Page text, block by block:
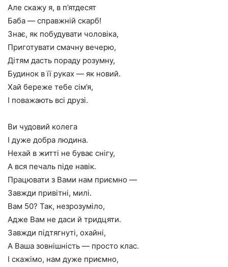
Але скажу я, в п’ятдесят
Баба — справжній скарб!
Знає, як побудувати чоловіка,
Приготувати смачну вечерю,
Дітям дасть пораду розумну,
Будинок в її руках — як новий.
Хай береже тебе сім’я,
І поважають всі друзі.
Ви чудовий колега
І дуже добра людина.
Нехай в житті не буває снігу,
А вся печаль піде навік.
Працювати з Вами нам приємно —
Завжди привітні, милі.
Вам 50? Так, незрозуміло,
Адже Вам не даси й тридцяти.
Завжди підтягнуті, охайні,
А Ваша зовнішність — просто клас.
І скажімо, нам дуже приємно,